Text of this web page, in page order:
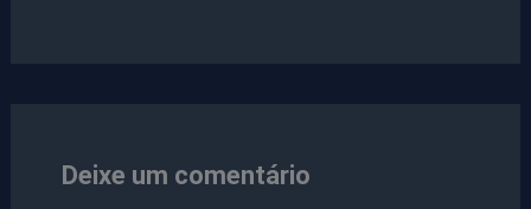
Deixe um comentário